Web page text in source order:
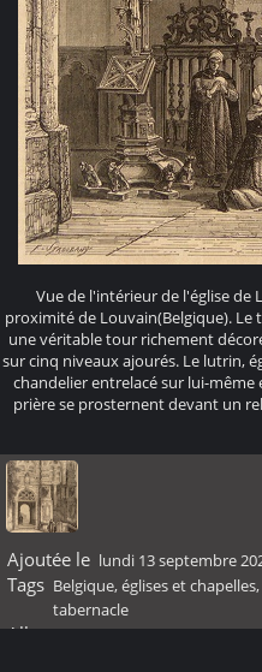
Vue de l'intérieur de l'église de
proximité de Louvain(Belgique). Le
une véritable tour richement
sur cinq niveaux ajourés. Le lutrin,
chandelier entrelacé sur lui-
prière se prosternent devant un
Ajoutée le lundi 13 septembre
Tags Belgique,églises et chapelles,
tabernacle
Albums Renaissance